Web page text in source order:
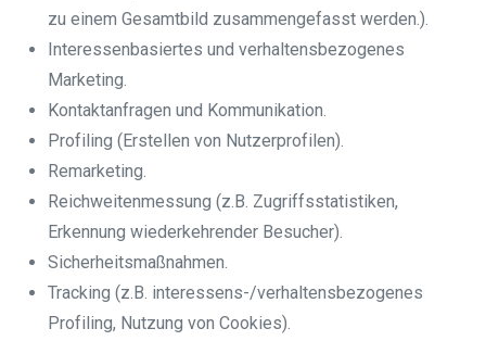
zu einem Gesamtbild zusammengefasst werden.).
Interessenbasiertes und verhaltensbezogenes
Marketing.
Kontaktanfragen und Kommunikation.
Profiling (Erstellen von Nutzerprofilen).
Remarketing.
Reichweitenmessung (z.B. Zugriffsstatistiken,
Erkennung wiederkehrender Besucher).
Sicherheitsmaßnahmen.
Tracking (z.B. interessens-/verhaltensbezogenes
Profiling, Nutzung von Cookies).